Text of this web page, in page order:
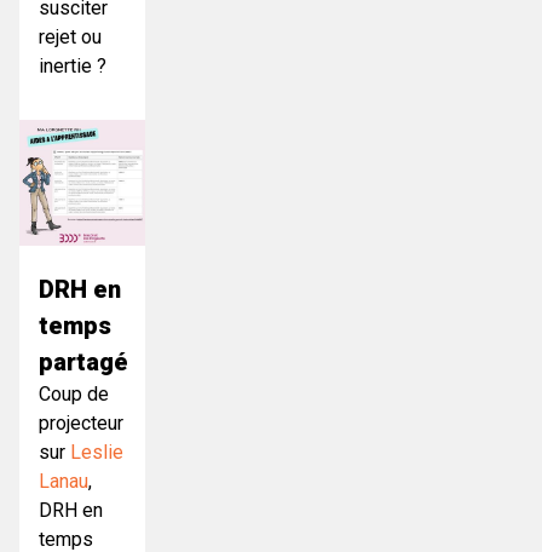
susciter
rejet ou
inertie ?
DRH en
temps
partagé
Coup de
projecteur
sur Leslie
Lanau,
DRH en
temps